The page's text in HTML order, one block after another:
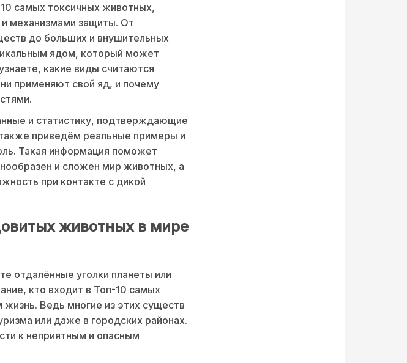
самых токсичных животных,
механизмами защиты. От
до больших и внушительных
ядом, который может
какие виды считаются
применяют свой яд, и почему
и статистику, подтверждающие
приведём реальные примеры и
Такая информация поможет
и сложен мир животных, а
при контакте с дикой
животных в мире
отдалённые уголки планеты или
кто входит в Топ-10 самых
Ведь многие из этих существ
или даже в городских районах.
к неприятным и опасным